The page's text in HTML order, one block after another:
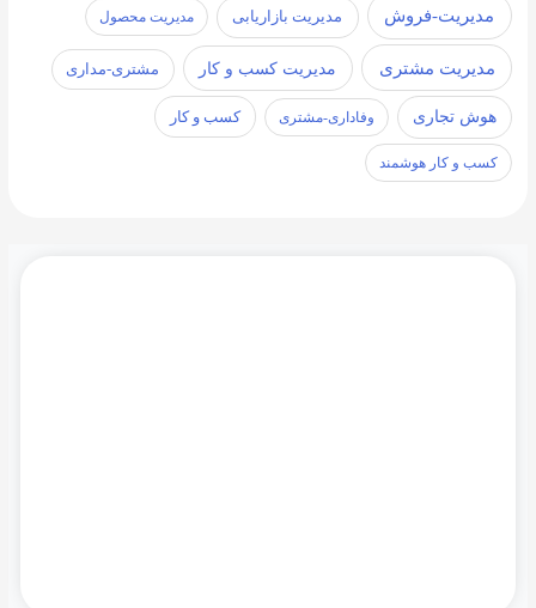
مدیریت-فروش مدیریت بازاریابی مدیریت محصول
مدیریت مشتری مدیریت کسب و کار مشتری-مداری
هوش تجاری وفاداری-مشتری کسب و کار
کسب و کار هوشمند